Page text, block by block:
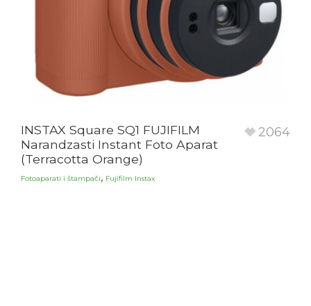
INSTAX Square SQ1 FUJIFILM
Narandzasti Instant Foto Aparat
(Terracotta Orange)
Fotoaparati i štampači, Fujifilm Instax
2064